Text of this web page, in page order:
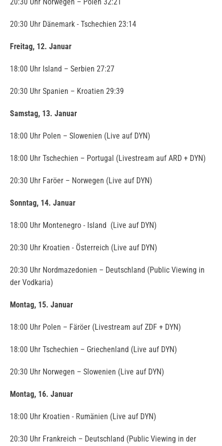
20:30 Uhr Dänemark - Tschechien 23:14
Freitag, 12. Januar
18:00 Uhr Island – Serbien 27:27
20:30 Uhr Spanien – Kroatien 29:39
Samstag, 13. Januar
18:00 Uhr Polen – Slowenien (Live auf DYN)
18:00 Uhr Tschechien – Portugal (Livestream auf ARD + DYN)
20:30 Uhr Faröer – Norwegen (Live auf DYN)
Sonntag, 14. Januar
18:00 Uhr Montenegro - Island (Live auf DYN)
20:30 Uhr Kroatien - Österreich (Live auf DYN)
20:30 Uhr Nordmazedonien – Deutschland (Public Viewing in
der Vodkaria)
Montag, 15. Januar
18:00 Uhr Polen – Färöer (Livestream auf ZDF + DYN)
18:00 Uhr Tschechien – Griechenland (Live auf DYN)
20:30 Uhr Norwegen – Slowenien (Live auf DYN)
Montag, 16. Januar
18:00 Uhr Kroatien - Rumänien (Live auf DYN)
20:30 Uhr Frankreich – Deutschland (Public Viewing in der